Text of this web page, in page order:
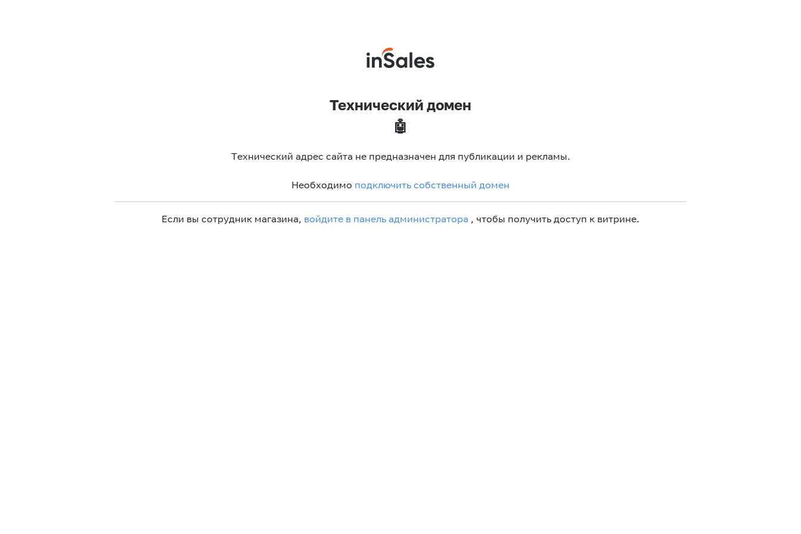
Технический домен
🤖
Технический адрес сайта не предназначен для публикации и рекламы.
Необходимо подключить собственный домен
Если вы сотрудник магазина, войдите в панель администратора , чтобы получить доступ к витрине.